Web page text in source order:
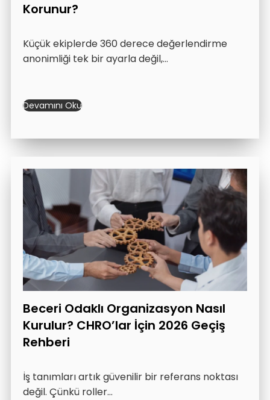
Korunur?
Küçük ekiplerde 360 derece değerlendirme
anonimliği tek bir ayarla değil,…
Devamını Oku
Beceri Odaklı Organizasyon Nasıl
Kurulur? CHRO’lar İçin 2026 Geçiş
Rehberi
İş tanımları artık güvenilir bir referans noktası
değil. Çünkü roller…